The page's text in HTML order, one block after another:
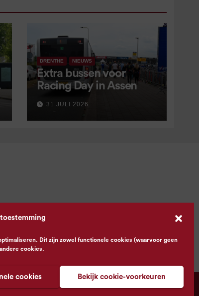
Dit zijn zowel functionele cookies (waarvoor geen
cookies.
cookies Bekijk cookie-voorkeuren
DRENTHE NIEUWS
Extra bussen voor
Racing Day in Assen
31 JULI 2026